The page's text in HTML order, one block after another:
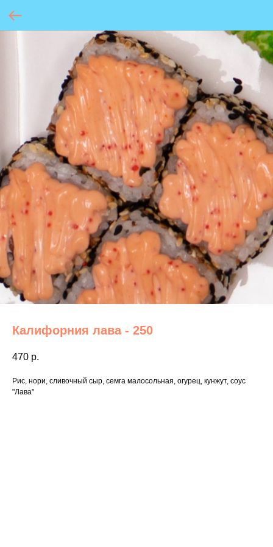
Калифорния лава - 250
470 р.
Рис, нори, сливочный сыр, семга малосольная, огурец, кунжут, соус
"Лава"